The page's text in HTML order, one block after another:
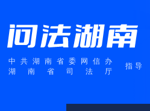
中共湖南省委网信办
湖南省司法厅
指导